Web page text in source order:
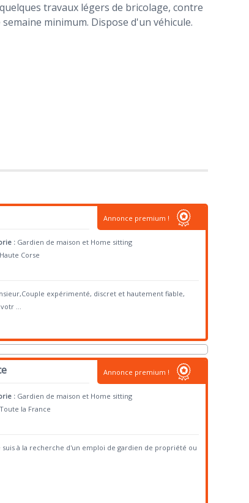
travaux légers de bricolage, contre
minimum. Dispose d'un véhicule.
: Gardien de maison et Home sitting
Haute Corse
expérimenté, discret et hautement fiable,
votr ...
Annonce premium !
: Gardien de maison et Home sitting
Toute la France
à la recherche d'un emploi de gardien de propriété ou
Annonce premium !